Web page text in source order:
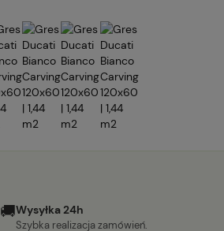
🚚Wysyłka 24h
Szybka realizacja zamówień.